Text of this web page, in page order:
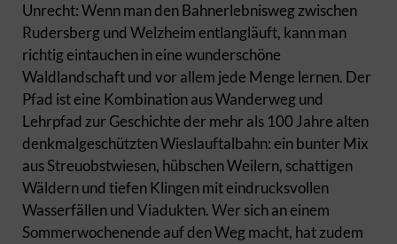
Unrecht: Wenn man den Bahnerlebnisweg zwischen
Rudersberg und Welzheim entlangläuft, kann man
richtig eintauchen in eine wunderschöne
Waldlandschaft und vor allem jede Menge lernen. Der
Pfad ist eine Kombination aus Wanderweg und
Lehrpfad zur Geschichte der mehr als 100 Jahre alten
denkmalgeschützten Wieslauftalbahn: ein bunter Mix
aus Streuobstwiesen, hübschen Weilern, schattigen
Wäldern und tiefen Klingen mit eindrucksvollen
Wasserfällen und Viadukten. Wer sich an einem
Sommerwochenende auf den Weg macht, hat zudem